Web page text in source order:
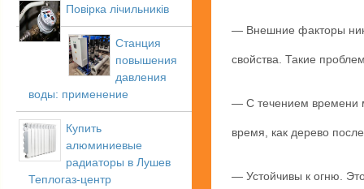
Повірка лічильників
Станция
повышения
давления
воды: применение
Купить
алюминиевые
радиаторы в Лушев
Теплогаз-центр
— Внешние факторы
свойства. Такие
— С течением времени
время, как дерево
— Устойчивы к огню. Это